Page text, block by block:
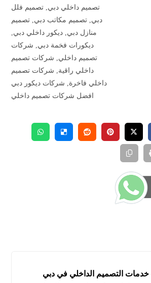
تصميم داخلي دبي تصميم فلل
دبي تصميم مكاتب دبي تصميم
منازل دبي ديكور داخلي دبي
ديكورات فخمة دبي
شركات
تصميم داخلي
شركات تصميم
داخلي راقية
شركات تصميم
داخلي فاخرة
شركات ديكور دبي
افضل شركات تصميم داخلي
خدمات التصميم الداخلي في دبي